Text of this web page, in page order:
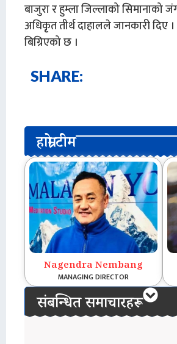
बाजुरा र हुम्ला जिल्लाको सिमानाको
अधिकृृत तीर्थ दाहालले जानकारी दिए
बिग्रिएको छ ।
SHARE:
हाम्रो टीम
Nagendra Nembang
MANAGING DIRECTOR
संबन्धित समाचारहरू